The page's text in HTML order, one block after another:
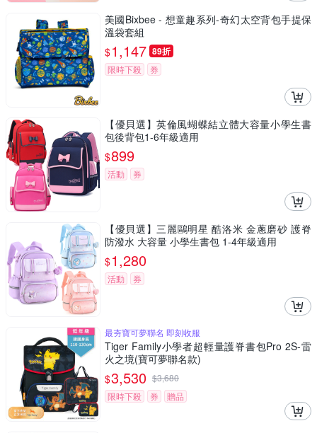
美國Bixbee - 想童趣系列-奇幻太空背包手提保
溫袋套組
$1,147 89折
限時下殺 券
【優貝選】英倫風蝴蝶結立體大容量小學生書
包後背包1-6年級適用
$899
活動 券
【優貝選】三麗鷗明星 酷洛米 金蔥磨砂 護脊
防潑水 大容量 小學生書包 1-4年級適用
$1,280
活動 券
最夯寶可夢聯名 即刻收服
Tiger Family小學者超輕量護脊書包Pro 2S-雷
火之境(寶可夢聯名款)
$3,530 $3,680
限時下殺
券 贈品